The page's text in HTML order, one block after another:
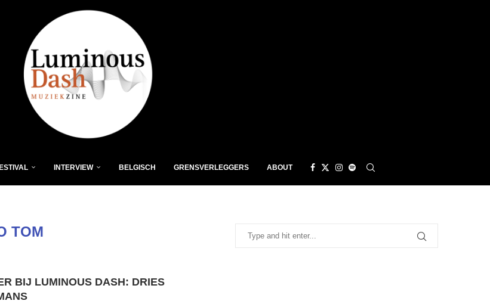
INTERVIEW BELGISCH GRENSVERLEGGERS ABOUT
TOM
BIJ LUMINOUS DASH: DRIES